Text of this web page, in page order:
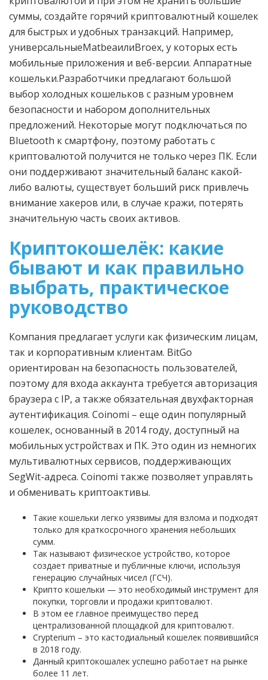
суммы, создайте горячий криптовалютный кошелек
для быстрых и удобных транзакций. Например,
универсальныеMatbeaилиBroex, у которых есть
мобильные приложения и веб-версии. Аппаратные
кошельки.Разработчики предлагают большой
выбор холодных кошельков с разным уровнем
безопасности и набором дополнительных
предложений. Некоторые могут подключаться по
Bluetooth к смартфону, поэтому работать с
криптовалютой получится не только через ПК. Если
они поддерживают значительный баланс какой-
либо валюты, существует больший риск привлечь
внимание хакеров или, в случае кражи, потерять
значительную часть своих активов.
Криптокошелёк: какие
бывают и как правильно
выбрать, практическое
руководство
Компания предлагает услуги как физическим лицам,
так и корпоративным клиентам. BitGo
ориентирован на безопасность пользователей,
поэтому для входа аккаунта требуется авторизация
браузера с IP, а также обязательная двухфакторная
аутентификация. Coinomi – еще один популярный
кошелек, основанный в 2014 году, доступный на
мобильных устройствах и ПК. Это один из немногих
мультивалютных сервисов, поддерживающих
SegWit-адреса. Coinomi также позволяет управлять
и обменивать криптоактивы.
Такие кошельки легко уязвимы для взлома и подходят
только для краткосрочного хранения небольших
сумм.
Так называют физическое устройство, которое
создает приватные и публичные ключи, используя
генерацию случайных чисел (ГСЧ).
Крипто кошельки — это необходимый инструмент для
покупки, торговли и продажи криптовалют.
В этом ее главное преимущество перед
централизованной площадкой для криптовалют.
Crypterium – это кастодиальный кошелек появившийся
в 2018 году.
Данный криптокошалек успешно работает на рынке
более 11 лет.